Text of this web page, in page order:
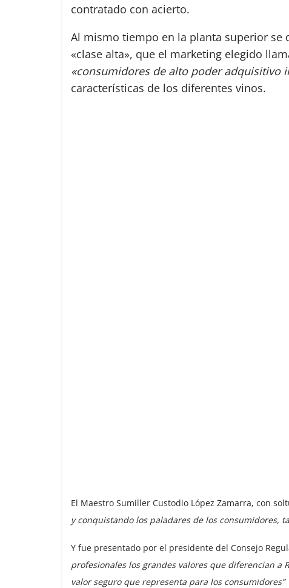
contratado con acierto.
Al mismo tiempo en la planta superior se
«clase alta», que el marketing elegido
«consumidores de alto poder adquisitivo
características de los diferentes vinos.
El Maestro Sumiller Custodio López Zamarra, con
y conquistando los paladares de los consumidores,
Y fue presentado por el presidente del Consejo
profesionales los grandes valores que diferencian a
valor seguro que representa para los consumidores”